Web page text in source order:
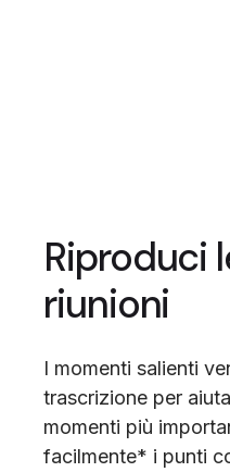
Riproduci
riunioni
I momenti salienti
trascrizione per
momenti più
facilmente* i punti